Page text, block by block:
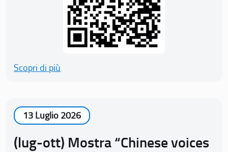
Scopri di più
13 Luglio 2026
(lug-ott) Mostra “Chinese voices